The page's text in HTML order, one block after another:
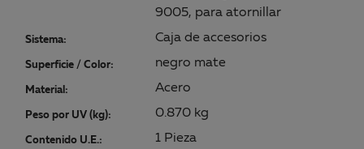
9005, para atornillar
Sistema: Caja de accesorios
Superficie / Color: negro mate
Material: Acero
Peso por UV (kg): 0.870 kg
Contenido U.E.: 1 Pieza